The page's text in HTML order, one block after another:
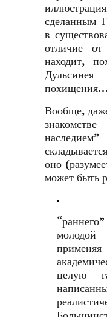
сделанным
в
отличие
находит,
похищения…
Вообще,
оно
может быть
целую